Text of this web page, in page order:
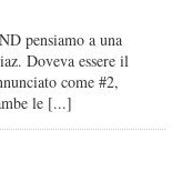
pensiamo a una
Doveva essere il
come #2,
le [...]